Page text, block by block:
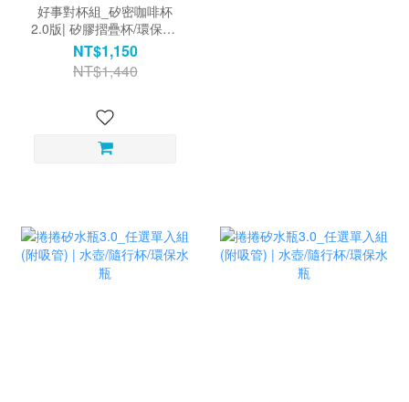
好事對杯組_矽密咖啡杯
2.0版| 矽膠摺疊杯/環保杯/
隨行杯
NT$1,150
NT$1,440